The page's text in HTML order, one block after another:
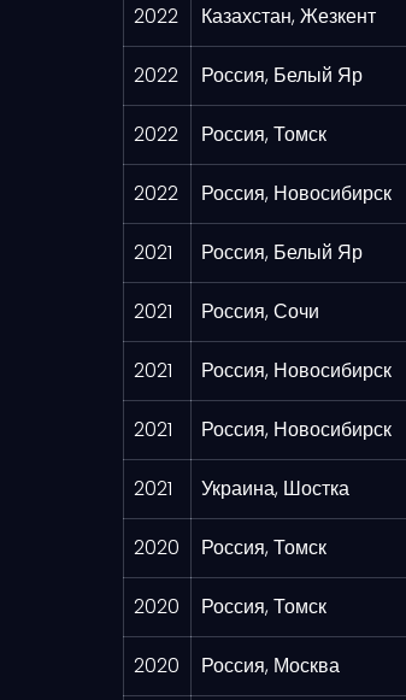
2022 Казахстан, Жезкент
2022 Россия, Белый Яр
2022 Россия, Томск
2022 Россия, Новосибирск
2021 Россия, Белый Яр
2021 Россия, Сочи
2021 Россия, Новосибирск
2021 Россия, Новосибирск
2021 Украина, Шостка
2020 Россия, Томск
2020 Россия, Томск
2020 Россия, Москва